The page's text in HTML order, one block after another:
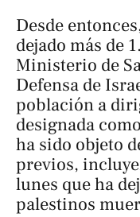
Desde
dejado más de
Ministerio de
Defensa de
población a
designada
ha sido objeto
previos,
lunes que ha
palestinos